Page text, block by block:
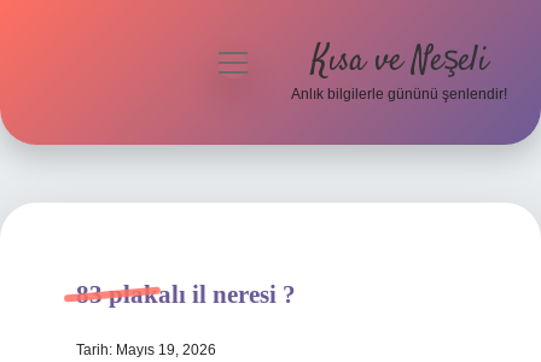
Hakkımızda
menüyü
Kısa ve Neşeli
Anlık bilgilerle gününü şenlendir!
83 plakalı il neresi ?
Tarih: Mayıs 19, 2026